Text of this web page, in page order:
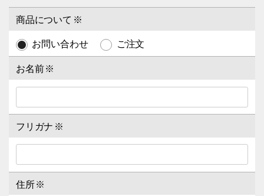
商品について ※
お問い合わせ
ご注文
お名前※
フリガナ ※
住所※